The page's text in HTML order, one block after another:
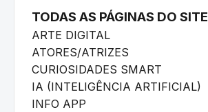
TODAS AS PÁGINAS DO SITE
ARTE DIGITAL
ATORES/ATRIZES
CURIOSIDADES SMART
IA (INTELIGÊNCIA ARTIFICIAL)
INFO APP